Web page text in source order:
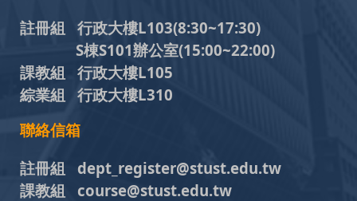
註冊組 行政大樓L103(8:30~17:30)
S棟S101辦公室(15:00~22:00)
課教組 行政大樓L105
綜業組 行政大樓L310
聯絡信箱
註冊組 dept_register@stust.edu.tw
課教組 course@stust.edu.tw